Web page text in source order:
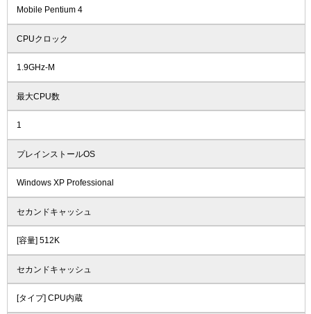
Mobile Pentium 4
CPUクロック
1.9GHz-M
最大CPU数
1
プレインストールOS
Windows XP Professional
セカンドキャッシュ
[容量] 512K
セカンドキャッシュ
[タイプ] CPU内蔵